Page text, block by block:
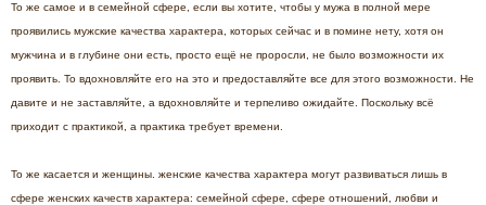
То же самое и в семейной сфере, если вы хотите, чтобы у мужа в полной мере
проявились мужские качества характера, которых сейчас и в помине нету, хотя он
мужчина и в глубине они есть, просто ещё не проросли, не было возможности их
проявить. То вдохновляйте его на это и предоставляйте все для этого возможности. Не
давите и не заставляйте, а вдохновляйте и терпеливо ожидайте. Поскольку всё
приходит с практикой, а практика требует времени.
То же касается и женщины. женские качества характера могут развиваться лишь в
сфере женских качеств характера: семейной сфере, сфере отношений, любви и